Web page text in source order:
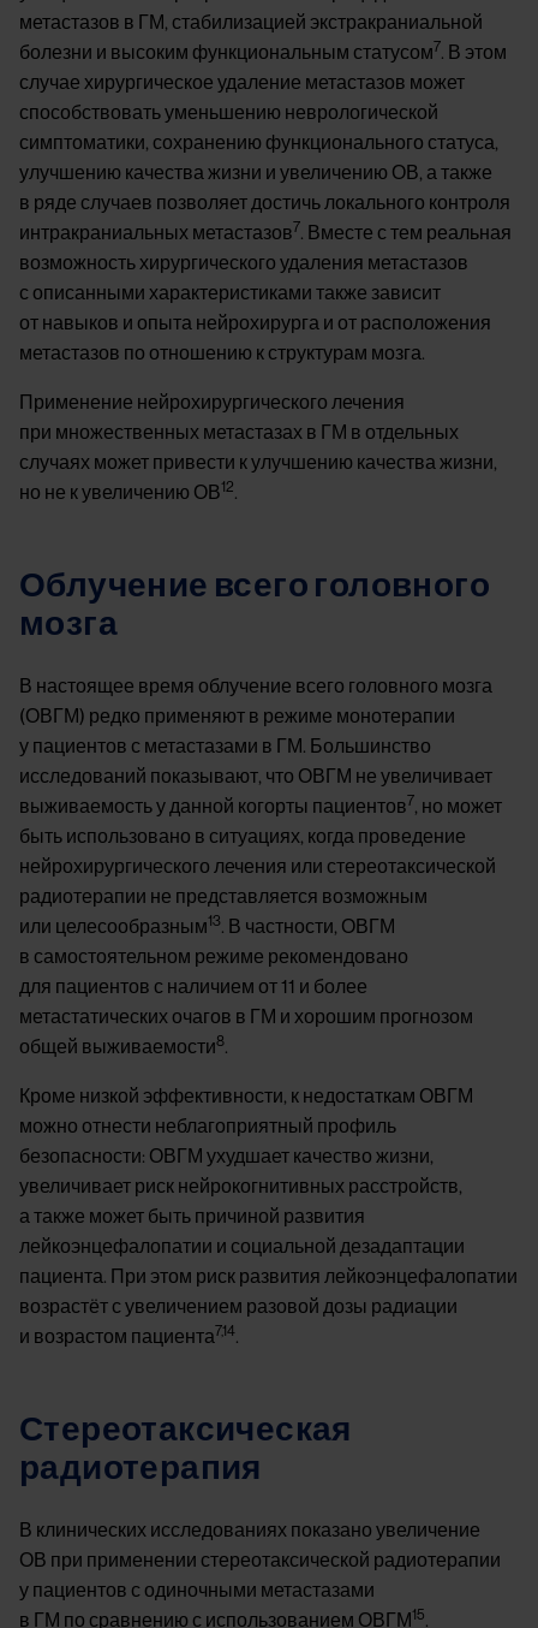
метастазов в ГМ, стабилизацией экстракраниальной
болезни и высоким функциональным статусом7. В этом
случае хирургическое удаление метастазов может
способствовать уменьшению неврологической
симптоматики, сохранению функционального статуса,
улучшению качества жизни и увеличению ОВ, а также
в ряде случаев позволяет достичь локального контроля
интракраниальных метастазов7. Вместе с тем реальная
возможность хирургического удаления метастазов
с описанными характеристиками также зависит
от навыков и опыта нейрохирурга и от расположения
метастазов по отношению к структурам мозга.
Применение нейрохирургического лечения
при множественных метастазах в ГМ в отдельных
случаях может привести к улучшению качества жизни,
но не к увеличению ОВ12.
Облучение всего головного
мозга
В настоящее время облучение всего головного мозга
(ОВГМ) редко применяют в режиме монотерапии
у пациентов с метастазами в ГМ. Большинство
исследований показывают, что ОВГМ не увеличивает
выживаемость у данной когорты пациентов7, но может
быть использовано в ситуациях, когда проведение
нейрохирургического лечения или стереотаксической
радиотерапии не представляется возможным
или целесообразным13. В частности, ОВГМ
в самостоятельном режиме рекомендовано
для пациентов с наличием от 11 и более
метастатических очагов в ГМ и хорошим прогнозом
общей выживаемости8.
Кроме низкой эффективности, к недостаткам ОВГМ
можно отнести неблагоприятный профиль
безопасности: ОВГМ ухудшает качество жизни,
увеличивает риск нейрокогнитивных расстройств,
а также может быть причиной развития
лейкоэнцефалопатии и социальной дезадаптации
пациента. При этом риск развития лейкоэнцефалопатии
возрастёт с увеличением разовой дозы радиации
и возрастом пациента7,14.
Стереотаксическая
радиотерапия
В клинических исследованиях показано увеличение
ОВ при применении стереотаксической радиотерапии
у пациентов с одиночными метастазами
в ГМ по сравнению с использованием ОВГМ15.